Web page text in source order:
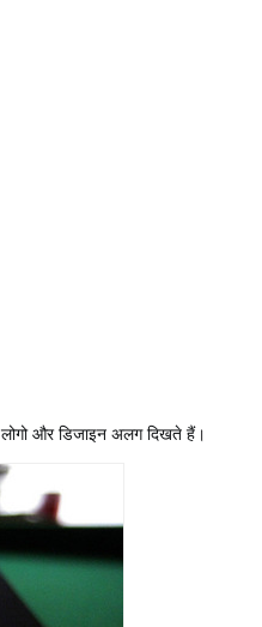
लोगो और डिजाइन अलग दिखते हैं।